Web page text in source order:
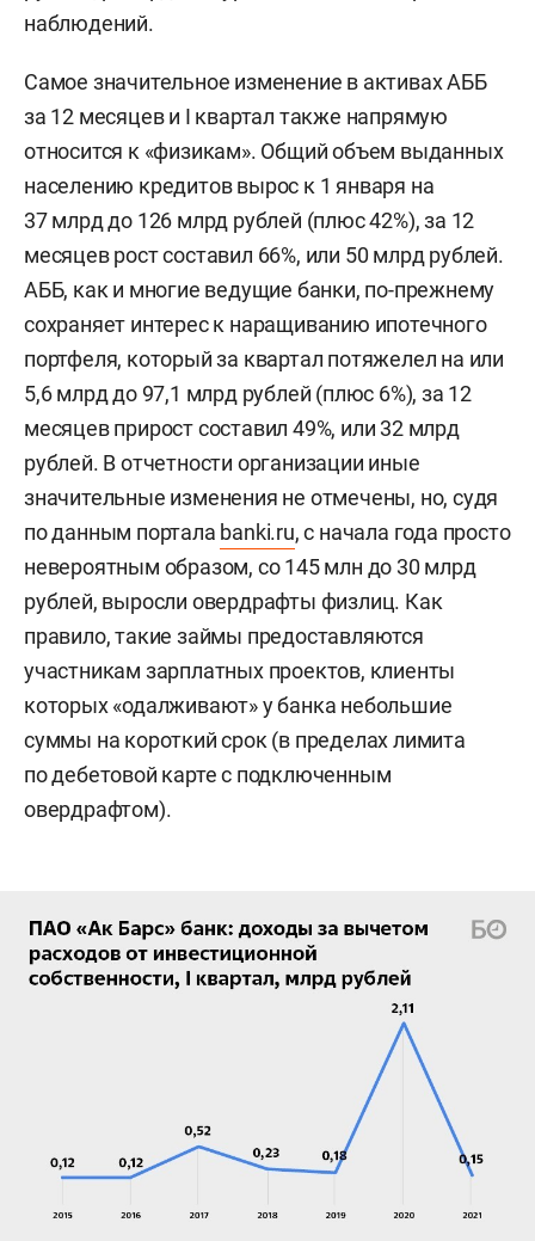
наблюдений.
Самое значительное изменение в активах АББ
за 12 месяцев и I квартал также напрямую
относится к «физикам». Общий объем выданных
населению кредитов вырос к 1 января на
37 млрд до 126 млрд рублей (плюс 42%), за 12
месяцев рост составил 66%, или 50 млрд рублей.
АББ, как и многие ведущие банки, по-прежнему
сохраняет интерес к наращиванию ипотечного
портфеля, который за квартал потяжелел на или
5,6 млрд до 97,1 млрд рублей (плюс 6%), за 12
месяцев прирост составил 49%, или 32 млрд
рублей. В отчетности организации иные
значительные изменения не отмечены, но, судя
по данным портала banki.ru, с начала года просто
невероятным образом, со 145 млн до 30 млрд
рублей, выросли овердрафты физлиц. Как
правило, такие займы предоставляются
участникам зарплатных проектов, клиенты
которых «одалживают» у банка небольшие
суммы на короткий срок (в пределах лимита
по дебетовой карте с подключенным
овердрафтом).